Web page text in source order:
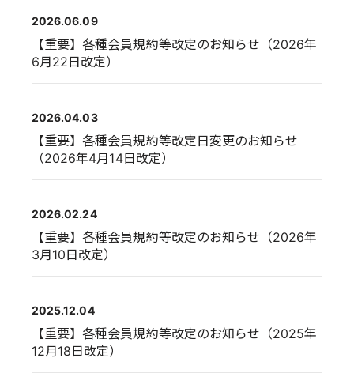
2026.06.09
【重要】各種会員規約等改定のお知らせ（2026年
6月22日改定）
2026.04.03
【重要】各種会員規約等改定日変更のお知らせ
（2026年4月14日改定）
2026.02.24
【重要】各種会員規約等改定のお知らせ（2026年
3月10日改定）
2025.12.04
【重要】各種会員規約等改定のお知らせ（2025年
12月18日改定）